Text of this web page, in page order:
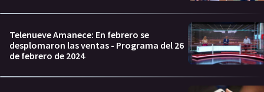
Telenueve Amanece: En febrero se
desplomaron las ventas - Programa del 26
de febrero de 2024